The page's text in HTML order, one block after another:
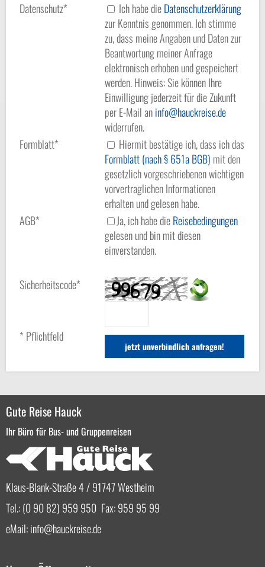
Datenschutz*
Ich habe dieDatenschutzerklärung
zur Kenntnis genommen. Ich stimme
zu, dass meine Angaben und Daten zur
Beantwortung meiner Anfrage
elektronisch erhoben und gespeichert
werden. Hinweis: Sie können Ihre
Einwilligung jederzeit für die Zukunft
per E-Mail aninfo
hauckreise.de
widerrufen.
Formblatt*
Hiermit bestätige ich, dass ich das
Formblatt (nach § 651a BGB) mit den
gesetzlich vorgeschriebenen wichtigen
vorvertraglichen Informationen
erhalten und gelesen habe.
AGB*
Ja, ich habe dieReisebedingungen
gelesen und bin mit diesen
einverstanden.
Sicherheitscode*
* Pflichtfeld
Gute Reise Hauck
Ihr Büro für Bus- und Gruppenreisen
Klaus-Blank-Straße 4 / 91747 Westheim
Tel.: (0 90 82) 959 950 Fax: 959 95 99
eMail:info hauckreise.de